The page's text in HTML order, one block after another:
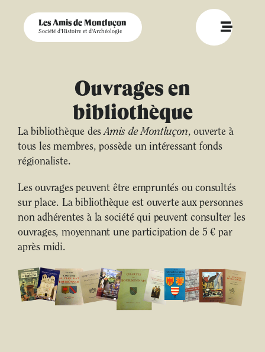
Les Amis de Montluçon
Société d'Histoire et d'Archéologie
Ouvrages en
bibliothèque
La bibliothèque desAmis de Montluçon, ouverte à
tous les membres, possède un intéressant fonds
régionaliste.
Les ouvrages peuvent être empruntés ou consultés
sur place. La bibliothèque est ouverte aux personnes
non adhérentes à la société qui peuvent consulter les
ouvrages, moyennant une participation de 5 € par
après midi.